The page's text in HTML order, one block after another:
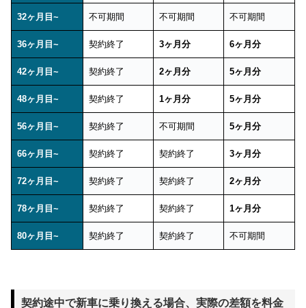
32ヶ月目~ 不可期間 不可期間 不可期間
36ヶ月目~ 契約終了 3ヶ月分 6ヶ月分
42ヶ月目~ 契約終了 2ヶ月分 5ヶ月分
48ヶ月目~ 契約終了 1ヶ月分 5ヶ月分
56ヶ月目~ 契約終了 不可期間 5ヶ月分
66ヶ月目~ 契約終了 契約終了 3ヶ月分
72ヶ月目~ 契約終了 契約終了 2ヶ月分
78ヶ月目~ 契約終了 契約終了 1ヶ月分
80ヶ月目~ 契約終了 契約終了 不可期間
契約途中で新車に乗り換える場合、実際の差額を料金